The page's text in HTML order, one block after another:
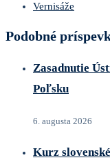
Vernisáže
Podobné
Zasadnutie
Poľsku
6. augusta 2026
Kurz